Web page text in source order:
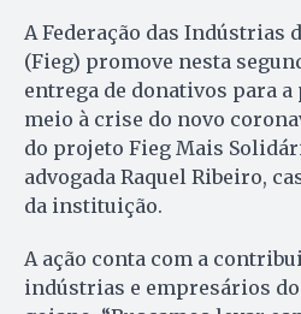
A Federação das Indústrias
(Fieg) promove nesta
entrega de donativos para
meio à crise do novo
do projeto Fieg Mais
advogada Raquel Ribeiro,
da instituição.
A ação conta com a
indústrias e empresários